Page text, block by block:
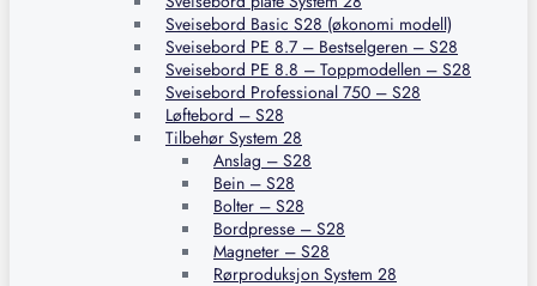
Sveisebord Basic S28 (økonomi modell)
Sveisebord PE 8.7 – Bestselgeren – S28
Sveisebord PE 8.8 – Toppmodellen – S28
Sveisebord Professional 750 – S28
Løftebord – S28
Tilbehør System 28
Anslag – S28
Bein – S28
Bolter – S28
Bordpresse – S28
Magneter – S28
Rørproduksjon System 28